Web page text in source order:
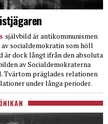
självbild är antikommunismen
socialdemokratin som höll
är dock långt ifrån den absoluta
av Socialdemokraterna
Tvärtom präglades relationen
under långa perioder.